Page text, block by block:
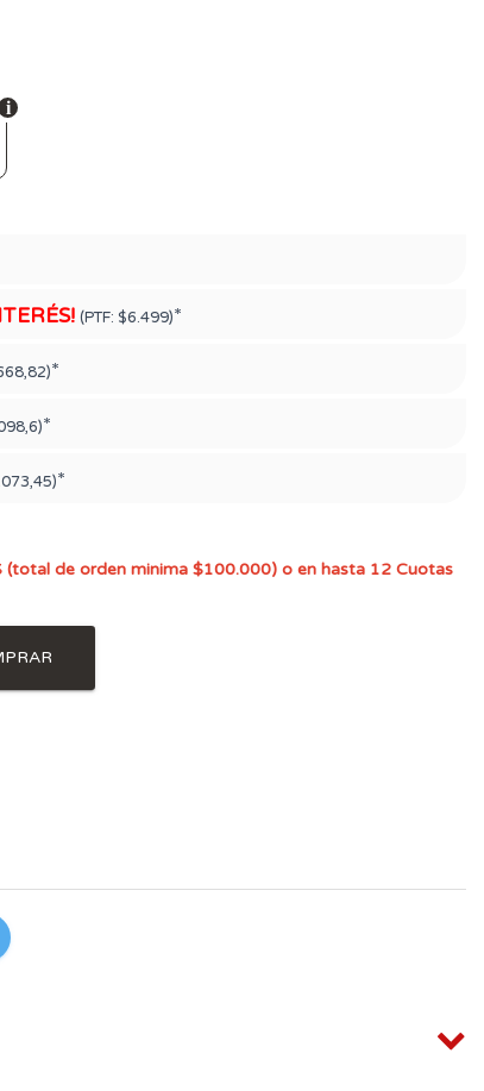
(PTF: $6.499)*
*
*
*
(total de orden minima $100.000) o en hasta 12 Cuotas